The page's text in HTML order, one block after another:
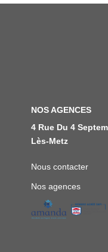
NOS AGENCES
4 Rue Du 4
Lès-Metz
Nous contacter
Nos agences